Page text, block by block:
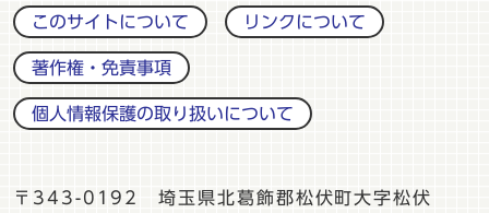
このサイトについて リンクについて
著作権・免責事項
個人情報保護の取り扱いについて
〒343-0192 埼玉県北葛飾郡松伏町大字松伏